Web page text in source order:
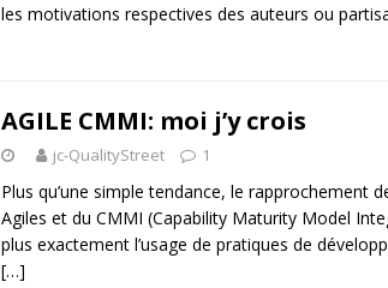
les motivations respectives des auteurs ou
AGILE CMMI: moi j’y crois
jc-QualityStreet 1
Plus qu’une simple tendance, le rapprochement
Agiles et du CMMI (Capability Maturity Model
plus exactement l’usage de pratiques de
[…]